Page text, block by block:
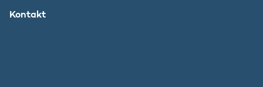
Kontakt